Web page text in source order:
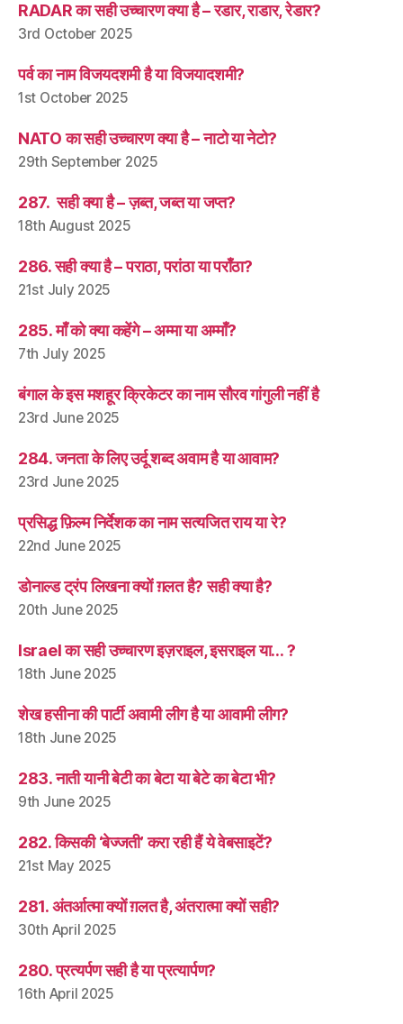
RADAR का सही उच्चारण क्या है – रडार, राडार, रेडार?
3rd October 2025
पर्व का नाम विजयदशमी है या विजयादशमी?
1st October 2025
NATO का सही उच्चारण क्या है – नाटो या नेटो?
29th September 2025
287. सही क्या है – ज़ब्त, जब्त या जप्त?
18th August 2025
286. सही क्या है – पराठा, परांठा या पराँठा?
21st July 2025
285. माँ को क्या कहेंगे – अम्मा या अम्माँ?
7th July 2025
बंगाल के इस मशहूर क्रिकेटर का नाम सौरव गांगुली नहीं है
23rd June 2025
284. जनता के लिए उर्दू शब्द अवाम है या आवाम?
23rd June 2025
प्रसिद्ध फ़िल्म निर्देशक का नाम सत्यजित राय या रे?
22nd June 2025
डोनाल्ड ट्रंप लिखना क्यों ग़लत है? सही क्या है?
20th June 2025
Israel का सही उच्चारण इज़राइल, इसराइल या… ?
18th June 2025
शेख हसीना की पार्टी अवामी लीग है या आवामी लीग?
18th June 2025
283. नाती यानी बेटी का बेटा या बेटे का बेटा भी?
9th June 2025
282. किसकी ‘बेज्जती’ करा रही हैं ये वेबसाइटें?
21st May 2025
281. अंतर्आत्मा क्यों ग़लत है, अंतरात्मा क्यों सही?
30th April 2025
280. प्रत्यर्पण सही है या प्रत्यार्पण?
16th April 2025